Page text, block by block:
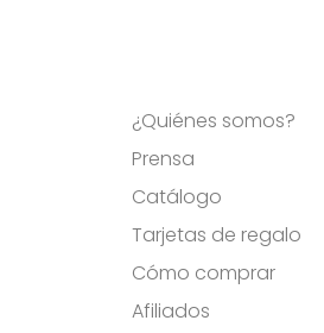
¿Quiénes somos?
Prensa
Catálogo
Tarjetas de regalo
Cómo comprar
Afiliados